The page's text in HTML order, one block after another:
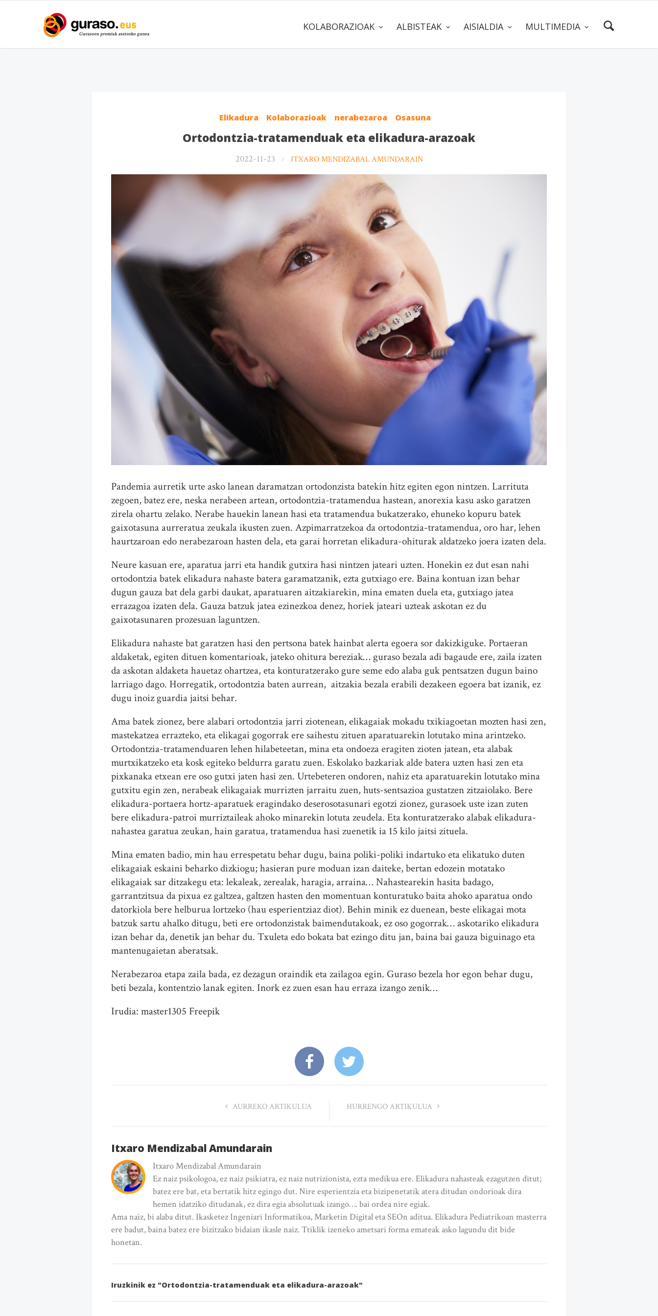
KOLABORAZIOAK ALBISTEAK AISIALDIA MULTIMEDIA
Elikadura Kolaborazioak nerabezaroa Osasuna
Ortodontzia-tratamenduak eta elikadura-arazoak
2022-11-23 ITXARO MENDIZABAL AMUNDARAIN
Pandemia aurretik urte asko lanean daramatzan ortodonzista batekin hitz egiten egon nintzen. Larrituta
zegoen, batez ere, neska nerabeen artean, ortodontzia-tratamendua hastean, anorexia kasu asko garatzen
zirela ohartu zelako. Nerabe hauekin lanean hasi eta tratamendua bukatzerako, ehuneko kopuru batek
gaixotasuna aurreratua zeukala ikusten zuen. Azpimarratzekoa da ortodontzia-tratamendua, oro har, lehen
haurtzaroan edo nerabezaroan hasten dela, eta garai horretan elikadura-ohiturak aldatzeko joera izaten dela.
Neure kasuan ere, aparatua jarri eta handik gutxira hasi nintzen jateari uzten. Honekin ez dut esan nahi
ortodontzia batek elikadura nahaste batera garamatzanik, ezta gutxiago ere. Baina kontuan izan behar
dugun gauza bat dela garbi daukat, aparatuaren aitzakiarekin, mina ematen duela eta, gutxiago jatea
errazagoa izaten dela. Gauza batzuk jatea ezinezkoa denez, horiek jateari uzteak askotan ez du
gaixotasunaren prozesuan laguntzen.
Elikadura nahaste bat garatzen hasi den pertsona batek hainbat alerta egoera sor dakizkiguke. Portaeran
aldaketak, egiten dituen komentarioak, jateko ohitura bereziak… guraso bezala adi bagaude ere, zaila izaten
da askotan aldaketa hauetaz ohartzea, eta konturatzerako gure seme edo alaba guk pentsatzen dugun baino
larriago dago. Horregatik, ortodontzia baten aurrean, aitzakia bezala erabili dezakeen egoera bat izanik, ez
dugu inoiz guardia jaitsi behar.
Ama batek zionez, bere alabari ortodontzia jarri ziotenean, elikagaiak mokadu txikiagoetan mozten hasi zen,
mastekatzea errazteko, eta elikagai gogorrak ere saihestu zituen aparatuarekin lotutako mina arintzeko.
Ortodontzia-tratamenduaren lehen hilabeteetan, mina eta ondoeza eragiten zioten jatean, eta alabak
murtxikatzeko eta kosk egiteko beldurra garatu zuen. Eskolako bazkariak alde batera uzten hasi zen eta
pixkanaka etxean ere oso gutxi jaten hasi zen. Urtebeteren ondoren, nahiz eta aparatuarekin lotutako mina
gutxitu egin zen, nerabeak elikagaiak murrizten jarraitu zuen, huts-sentsazioa gustatzen zitzaiolako. Bere
elikadura-portaera hortz-aparatuek eragindako deserosotasunari egotzi zionez, gurasoek uste izan zuten
bere elikadura-patroi murriztaileak ahoko minarekin lotuta zeudela. Eta konturatzerako alabak elikadura-
nahastea garatua zeukan, hain garatua, tratamendua hasi zuenetik ia 15 kilo jaitsi zituela.
Mina ematen badio, min hau errespetatu behar dugu, baina poliki-poliki indartuko eta elikatuko duten
elikagaiak eskaini beharko dizkiogu; hasieran pure moduan izan daiteke, bertan edozein motatako
elikagaiak sar ditzakegu eta: lekaleak, zerealak, haragia, arraina… Nahastearekin hasita badago,
garrantzitsua da pixua ez galtzea, galtzen hasten den momentuan konturatuko baita ahoko aparatua ondo
datorkiola bere helburua lortzeko (hau esperientziaz diot). Behin minik ez duenean, beste elikagai mota
batzuk sartu ahalko ditugu, beti ere ortodonzistak baimendutakoak, ez oso gogorrak… askotariko elikadura
izan behar da, denetik jan behar du. Txuleta edo bokata bat ezingo ditu jan, baina bai gauza biguinago eta
mantenugaietan aberatsak.
Nerabezaroa etapa zaila bada, ez dezagun oraindik eta zailagoa egin. Guraso bezela hor egon behar dugu,
beti bezala, kontentzio lanak egiten. Inork ez zuen esan hau erraza izango zenik…
Irudia: master1305 Freepik
AURREKO ARTIKULUA HURRENGO ARTIKULUA
Itxaro Mendizabal Amundarain
Itxaro Mendizabal Amundarain
Ez naiz psikologoa, ez naiz psikiatra, ez naiz nutrizionista, ezta medikua ere. Elikadura nahasteak ezagutzen ditut;
batez ere bat, eta bertatik hitz egingo dut. Nire esperientzia eta bizipenetatik atera ditudan ondorioak dira
hemen idatziko ditudanak, ez dira egia absolutuak izango…. bai ordea nire egiak.
Ama naiz, bi alaba ditut. Ikasketez Ingeniari Informatikoa, Marketin Digital eta SEOn aditua. Elikadura Pediatrikoan masterra
ere badut, baina batez ere bizitzako bidaian ikasle naiz. Ttiklik izeneko ametsari forma emateak asko lagundu dit bide
honetan.
Iruzkinik ez "Ortodontzia-tratamenduak eta elikadura-arazoak"